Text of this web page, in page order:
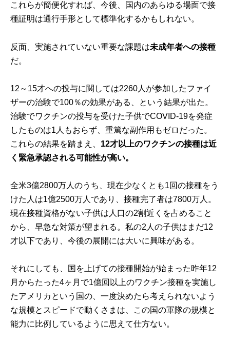
これらが簡便化すれば、今後、国内のあらゆる場面で接
種証明は通行手形として標準化するかもしれない。
反面、実施されていない重要な課題は未成年者への接種
だ。
12～15才への投与に関しては2260人が参加したファイ
ザーの治験で100％の効果がある、という結果が出た。
治験でワクチンの投与を受けた子供でCOVID-19を発症
したものは1人もおらず、重篤な副作用もゼロだった。
これらの結果を踏まえ、 12才以上のワクチンの接種は近
く緊急承認される可能性が高い。
全米3億2800万人のうち、現在少なくとも1回の接種をう
けた人は1億2500万人であり、接種完了者は7800万人。
現在接種資格がない子供は人口の2割近くを占めること
から、早急な対策が望まれる。私の2人の子供はまだ12
才以下であり、今後の展開には大いに興味がある。
それにしても、国を上げての接種開始が始まった昨年12
月からたった4ヶ月で1億回以上のワクチン接種を実施し
たアメリカという国の、一度決めたら考えられないよう
な規模とスピードで動くさまは、この国の軍隊の規模と
能力に比例しているように思えて仕方ない。